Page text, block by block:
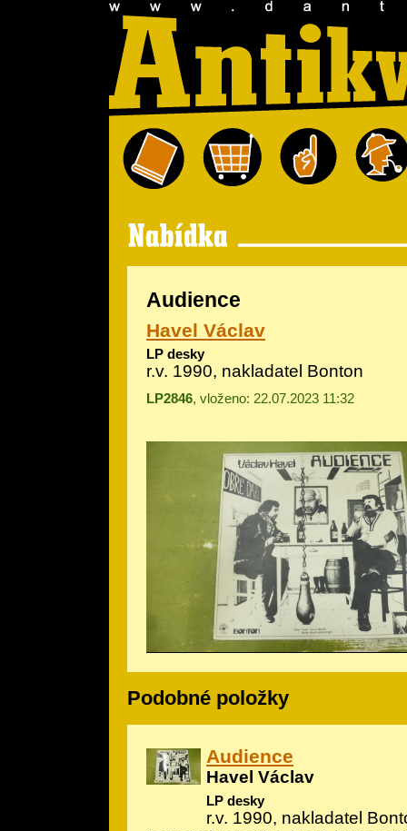
Audience
Havel Václav
LP desky
r.v. 1990, nakladatel Bonton
LP2846, vloženo: 22.07.2023 11:32
Podobné položky
Audience
Havel Václav
LP desky
r.v. 1990, nakladatel